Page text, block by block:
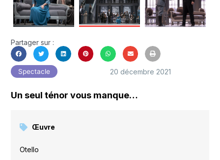
Partager sur :
Spectacle 20 décembre 2021
Un seul ténor vous manque…
Œuvre
Otello